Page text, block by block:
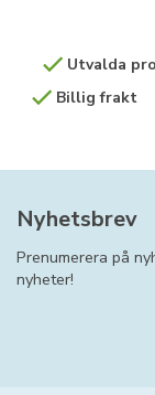
Utvalda
Billig frakt
Nyhetsbrev
Prenumerera på
nyheter!